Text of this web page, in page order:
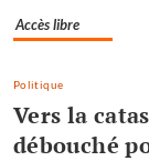
Accès libre
Politique
Vers la
débouché